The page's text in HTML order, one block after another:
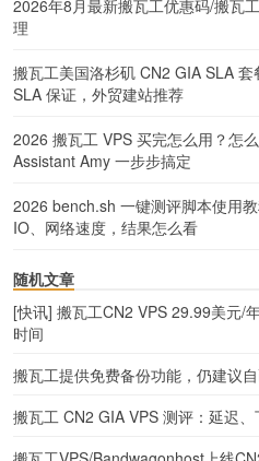
2026年8月最新搬瓦工优惠码/搬瓦
理
搬瓦工美国洛杉矶 CN2 GIA SLA
SLA 保证，外贸建站推荐
2026 搬瓦工 VPS 买完怎么用？怎
Assistant Amy 一步步搞定
2026 bench.sh 一键测评脚本使用
IO、网络速度，结果怎么看
随机文章
[快讯] 搬瓦工CN2 VPS 29.99美元/
时间
搬瓦工提供免费备份功能，仍建议
搬瓦工 CN2 GIA VPS 测评：延迟